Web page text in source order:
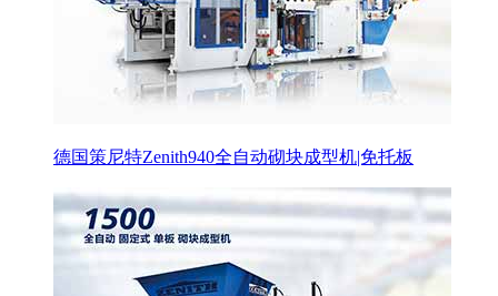
德国策尼特Zenith940全自动砌块成型机|免托板